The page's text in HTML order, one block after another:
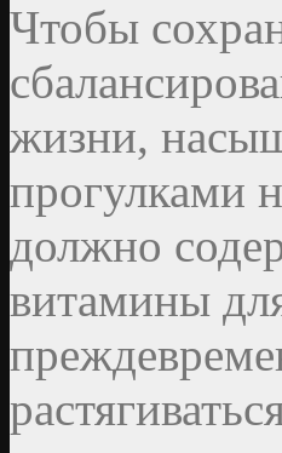
Чтобы
жизни,
прогулками
должно
витамины